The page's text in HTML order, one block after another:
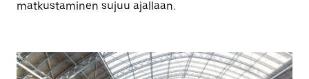
matkustaminen sujuu ajallaan.